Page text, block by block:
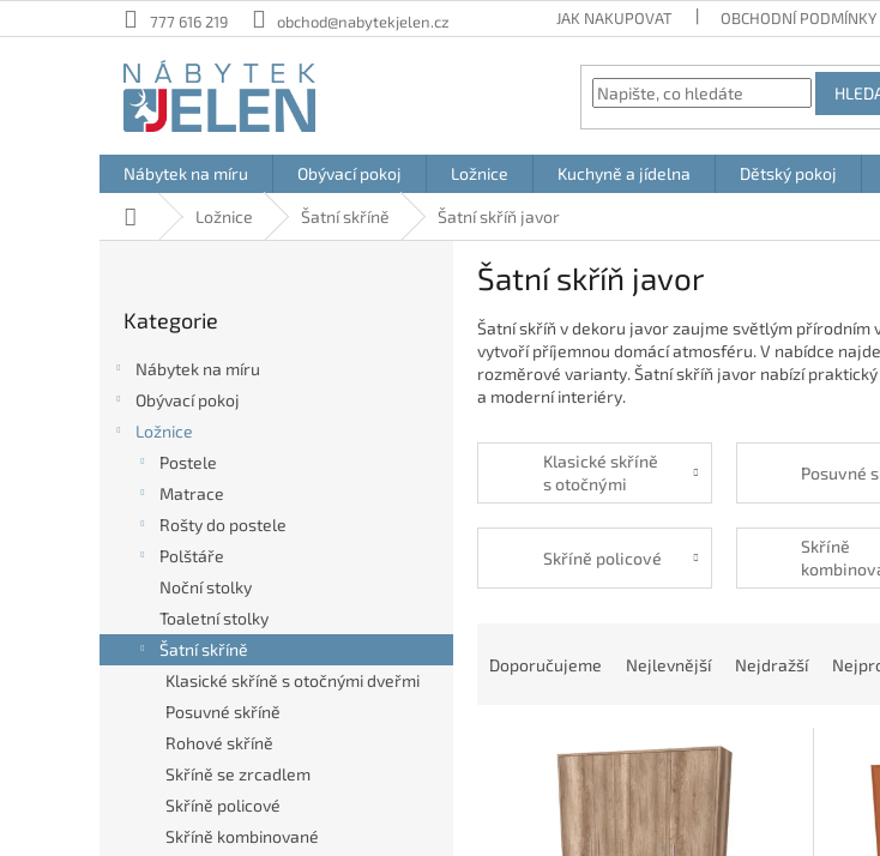
na
777 616 219 obchod@nabytekjelen.cz JAK NAKUPOVAT OBCHODNÍ PODMÍNKY
Nábytek na míru Obývací pokoj Ložnice Kuchyně a jídelna Dětský pokoj
Domů Ložnice Šatní skříně Šatní skříň javor
kategorie
Kategorie
Nábytek na míru
Obývací pokoj
Ložnice
Postele
Matrace
Rošty do postele
Polštáře
Noční stolky
Toaletní stolky
Šatní skříně
Klasické skříně s otočnými dveřmi
Posuvné skříně
Rohové skříně
Skříně se zrcadlem
Skříně policové
Skříně kombinované
Šatní skříň javor
Šatní skříň v dekoru javor zaujme světlým přírodním
vytvoří příjemnou domácí atmosféru. V nabídce
rozměrové varianty. Šatní skříň javor nabízí
a moderní interiéry.
Klasické skříně
s otočnými
dveřmi
Posuvné
Skříně policové
Skříně
Doporučujeme Nejlevnější Nejdražší